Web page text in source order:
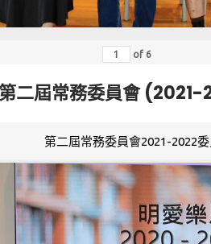
of 6
二屆常務委員會
第二屆常務委員會2021-2022委